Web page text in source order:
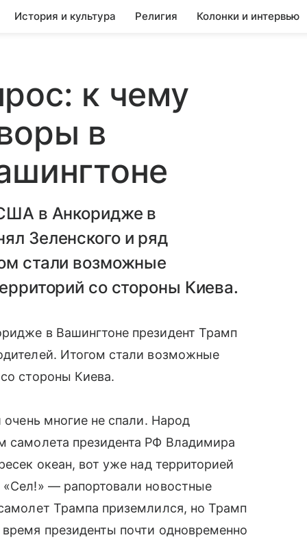
История и культура Религия Колонки и интервью
к чему
в
в Анкоридже в
Зеленского и ряд
стали возможные
со стороны Киева.
в Вашингтоне президент Трамп
Итогом стали возможные
стороны Киева.
многие не спали. Народ
самолета президента РФ Владимира
океан, вот уже над территорией
— рапортовали новостные
Трампа приземлился, но Трамп
президенты почти одновременно